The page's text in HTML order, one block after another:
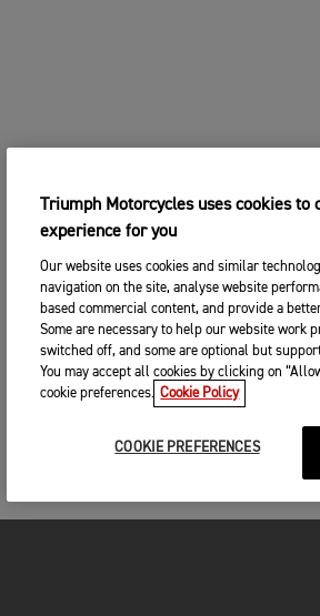
Triumph Motorcycles uses cookies to
experience for you
Our website uses cookies and similar
navigation on the site, analyse website
based commercial content, and provide a
Some are necessary to help our website work
switched off, and some are optional but
You may accept all cookies by clicking on
cookie preferences. Cookie Policy
COOKIE PREFERENCES